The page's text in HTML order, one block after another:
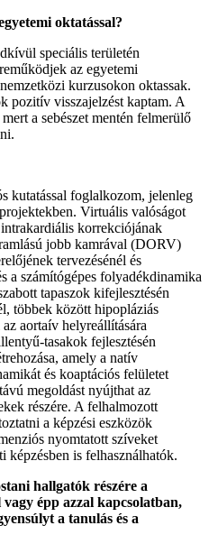
oktatással?
speciális területén
az egyetemi
kurzusokon oktassak.
pozitív visszajelzést kaptam. A
a sebészet mentén felmerülő
kutatással foglalkozom, jelenleg
Virtuális valóságot
korrekciójának
jobb kamrával (DORV)
tervezésénél és
a számítógépes folyadékdinamika
tapaszok kifejlesztésén
többek között hipopláziás
aortaív helyreállítására
tasakok fejlesztésén
amely a natív
és koaptációs felületet
megoldást nyújthat az
részére. A felhalmozott
a képzési eszközök
nyomtatott szíveket
képzésben is felhasználhatók.
hallgatók részére a
épp azzal kapcsolatban,
a tanulás és a